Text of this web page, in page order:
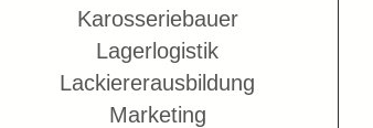
Karosseriebauer
Lagerlogistik
Lackiererausbildung
Marketing